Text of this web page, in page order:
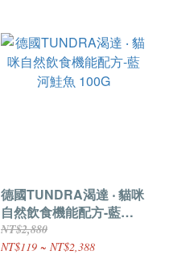
德國TUNDRA渴達 ‧ 貓咪
自然飲食機能配方-藍河
鮭魚 100G
NT$2,880
NT$119 ~ NT$2,388